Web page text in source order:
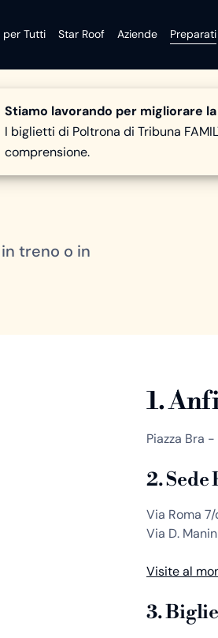
per Tutti Star Roof Aziende Preparati
treno o in
1.
Piazza Bra -
2. Sede
Via Roma
Via D.
Visite al
3.
Stiamo lavorando per migliorare
I biglietti di Poltrona di Tribuna
comprensione.